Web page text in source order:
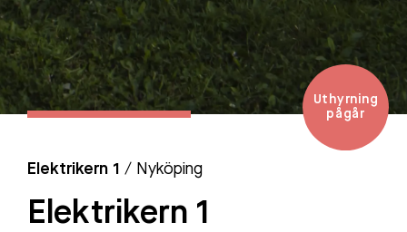
Uthyrning
pågår
Elektrikern 1 / Nyköping
Elektrikern 1